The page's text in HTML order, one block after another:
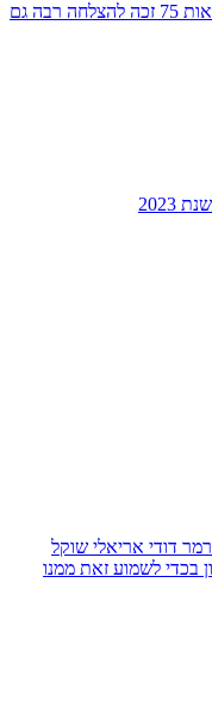
הלב של טבעון – טקס גני הילדים לכבוד עצמאות 75 זכה להצלחה רבה גם
דודי אריאלי שוקל
בכדי לשמוע זאת ממנו